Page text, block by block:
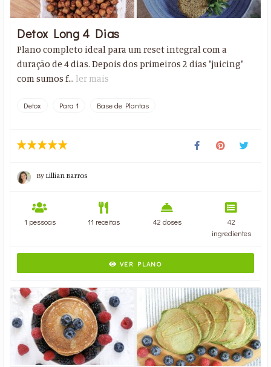
Detox Long 4 Dias
Plano completo ideal para um reset integral com a
duração de 4 dias. Depois dos primeiros 2 dias "juicing"
com sumos f...ler mais
Detox Para 1 Base de Plantas
ByLillian Barros
1 pessoas 11 receitas 42 doses
42
ingredientes
VER PLANO